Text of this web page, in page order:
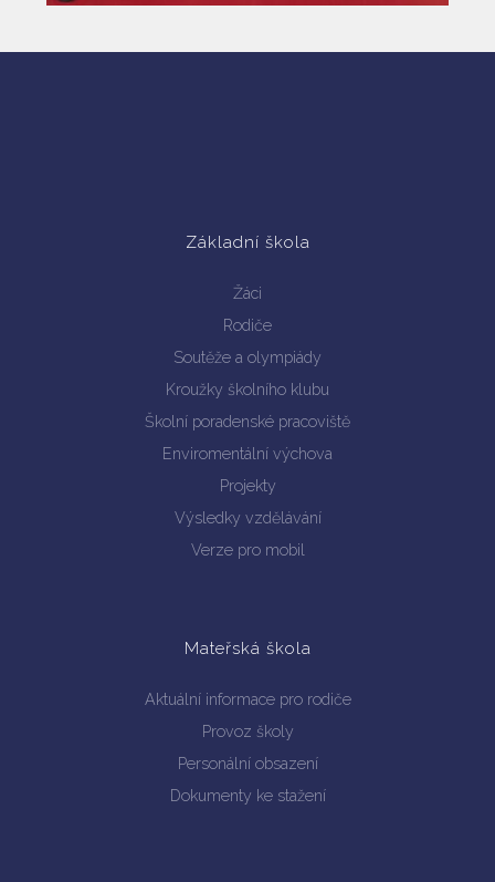
Základní škola
Žáci
Rodiče
Soutěže a olympiády
Kroužky školního klubu
Školní poradenské pracoviště
Enviromentální výchova
Projekty
Výsledky vzdělávání
Verze pro mobil
Mateřská škola
Aktuální informace pro rodiče
Provoz školy
Personální obsazení
Dokumenty ke stažení